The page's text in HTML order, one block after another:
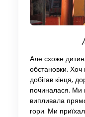
Але схоже
обстановки.
добігав кінця,
починалася. Ми
випливала
гори. Ми